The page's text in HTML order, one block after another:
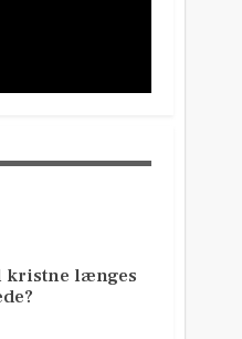
kristne længes